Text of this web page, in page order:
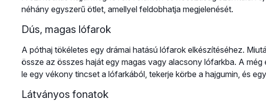
néhány egyszerű ötlet, amellyel feldobhatja megjelenését.
Dús, magas lófarok
A póthaj tökéletes egy drámai hatású lófarok elkészítéséhez.
össze az összes haját egy magas vagy alacsony lófarkba. A még
le egy vékony tincset a lófarkából, tekerje körbe a hajgumin, és
Látványos fonatok